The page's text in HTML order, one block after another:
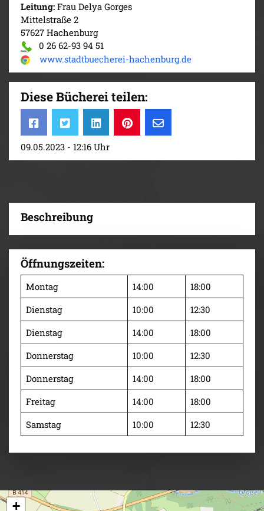
Leitung: Frau Delya Gorges
Mittelstraße 2
57627 Hachenburg
0 26 62-93 94 51
www.stadtbuecherei-hachenburg.de
Diese Bücherei teilen:
09.05.2023 - 12:16 Uhr
Beschreibung
Öffnungszeiten:
Montag 14:00
18:00
Dienstag
10:00
12:30
Dienstag
14:00
18:00
Donnerstag
10:00
12:30
Donnerstag
14:00
18:00
Freitag
14:00
18:00
Samstag
10:00 12:30
+